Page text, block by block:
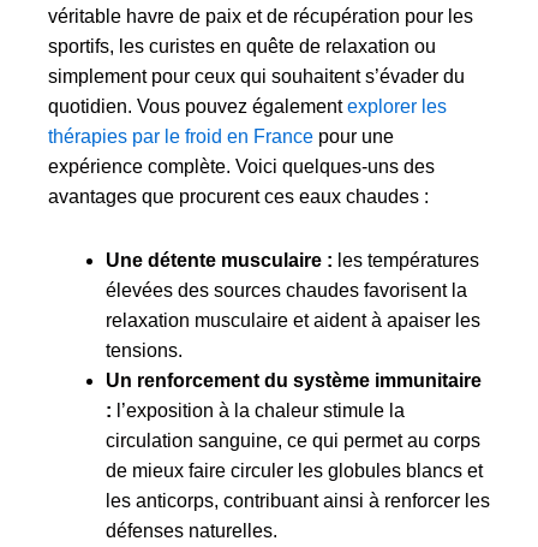
véritable havre de paix et de récupération pour les
sportifs, les curistes en quête de relaxation ou
simplement pour ceux qui souhaitent s’évader du
quotidien. Vous pouvez égalementexplorer les
thérapies par le froid en France pour une
expérience complète. Voici quelques-uns des
avantages que procurent ces eaux chaudes :
Une détente musculaire : les températures
élevées des sources chaudes favorisent la
relaxation musculaire et aident à apaiser les
tensions.
Un renforcement du système immunitaire
: l’exposition à la chaleur stimule la
circulation sanguine, ce qui permet au corps
de mieux faire circuler les globules blancs et
les anticorps, contribuant ainsi à renforcer les
défenses naturelles.